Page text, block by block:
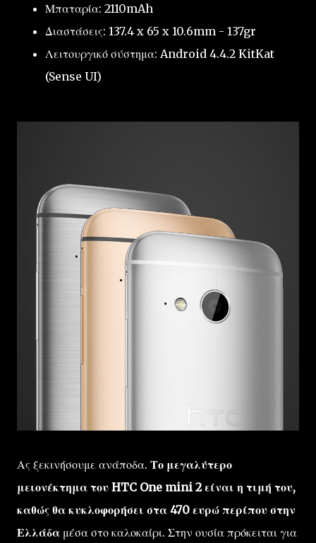
Μπαταρία: 2110mAh
Διαστάσεις: 137.4 x 65 x 10.6mm - 137gr
Λειτουργικό σύστημα: Android 4.4.2 KitKat
(Sense UI)
Ας ξεκινήσουμε ανάποδα. Το μεγαλύτερο
μειονέκτημα του HTC One mini 2 είναι η τιμή του,
καθώς θα κυκλοφορήσει στα 470 ευρώ περίπου στην
Ελλάδα μέσα στο καλοκαίρι. Στην ουσία πρόκειται για